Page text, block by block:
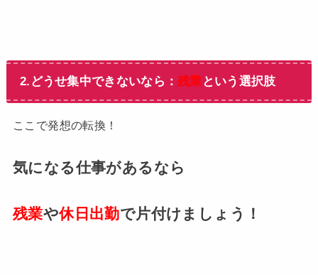
2.どうせ集中できないなら：残業 という選択肢
ここで発想の転換！
気になる仕事があるなら
残業や休日出勤で片付けましょう！